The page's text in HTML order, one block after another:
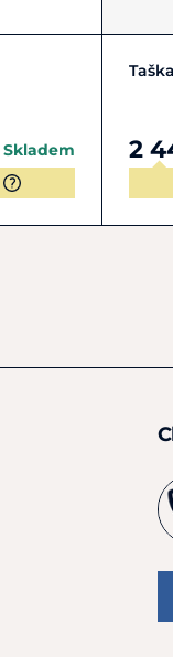
Skladem 2